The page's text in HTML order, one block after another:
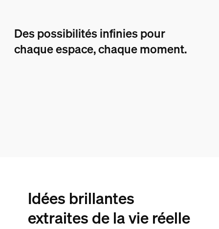
Des possibilités infinies pour
chaque espace, chaque moment.
Idées brillantes
extraites de la vie réelle